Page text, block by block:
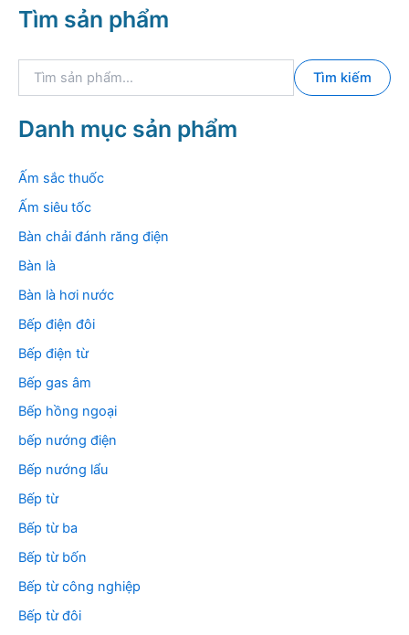
Tìm sản phẩm
k
i
m
Tìm kiếm
Danh mục sản phẩm
Ấm sắc thuốc
Ấm siêu tốc
Bàn chải đánh răng điện
Bàn là
Bàn là hơi nước
Bếp điện đôi
Bếp điện từ
Bếp gas âm
Bếp hồng ngoại
bếp nướng điện
Bếp nướng lẩu
Bếp từ
Bếp từ ba
Bếp từ bốn
Bếp từ công nghiệp
Bếp từ đôi